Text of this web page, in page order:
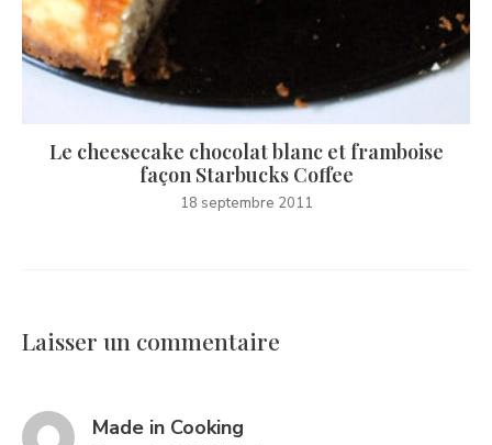
Le cheesecake chocolat blanc et framboise
façon Starbucks Coffee
18 septembre 2011
Laisser un commentaire
Made in Cooking